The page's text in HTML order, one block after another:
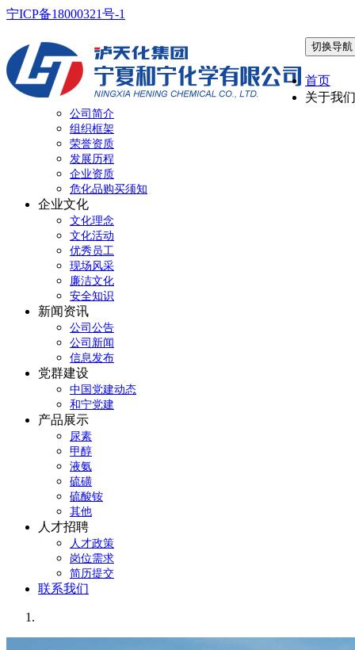
宁ICP备18000321号-1
切换导航
首页
关于我们
公司简介
组织框架
荣誉资质
发展历程
企业资质
危化品购买须知
企业文化
文化理念
文化活动
优秀员工
现场风采
廉洁文化
安全知识
新闻资讯
公司公告
公司新闻
信息发布
党群建设
中国党建动态
和宁党建
产品展示
尿素
甲醇
液氨
硫磺
硫酸铵
其他
人才招聘
人才政策
岗位需求
简历提交
联系我们